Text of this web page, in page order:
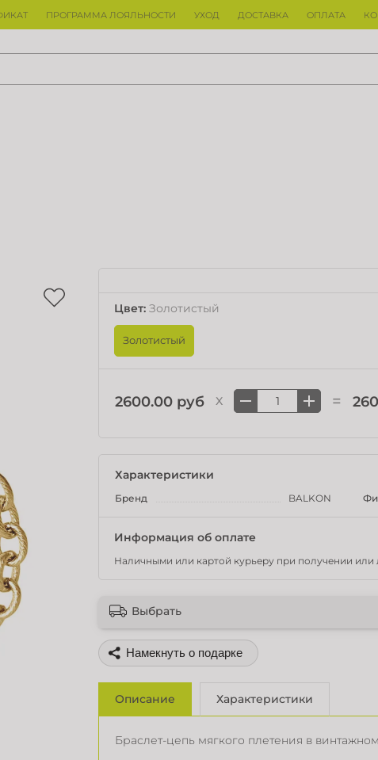
ПРОГРАММА ЛОЯЛЬНОСТИ УХОД ДОСТАВКА ОПЛАТА
Цвет: Золотистый
Золотистый
2600.00 руб X =
Характеристики
Бренд BALKON
Информация об оплате
Наличными или картой курьеру при получении или
Выбрать
Поделиться
Описание Характеристики
Браслет-цепь мягкого плетения в